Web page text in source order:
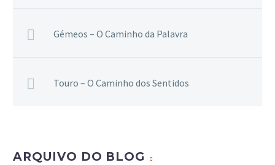
Gémeos – O Caminho da Palavra
Touro – O Caminho dos Sentidos
ARQUIVO DO BLOG